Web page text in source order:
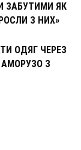
ЗАБУТИМИ ЯК
З НИХ»
ОДЯГ ЧЕРЕЗ
АМОРУЗО З